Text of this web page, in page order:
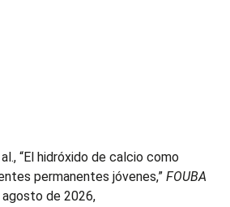
“El hidróxido de calcio como
permanentes jóvenes,” FOUBA
de 2026,